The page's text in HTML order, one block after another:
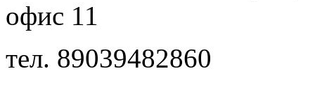
офис 11
тел. 89039482860